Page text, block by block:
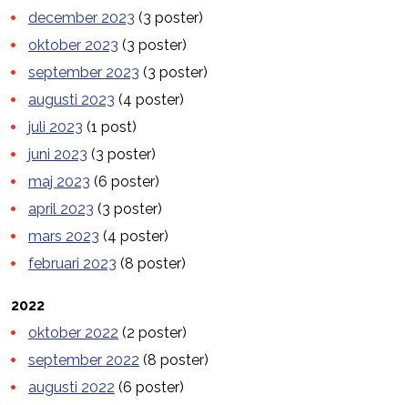
december 2023 (3 poster)
oktober 2023 (3 poster)
september 2023 (3 poster)
augusti 2023 (4 poster)
juli 2023 (1 post)
juni 2023 (3 poster)
maj 2023 (6 poster)
april 2023 (3 poster)
mars 2023 (4 poster)
februari 2023 (8 poster)
2022
oktober 2022 (2 poster)
september 2022 (8 poster)
augusti 2022 (6 poster)